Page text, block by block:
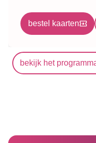
bestel kaarten
bekijk het